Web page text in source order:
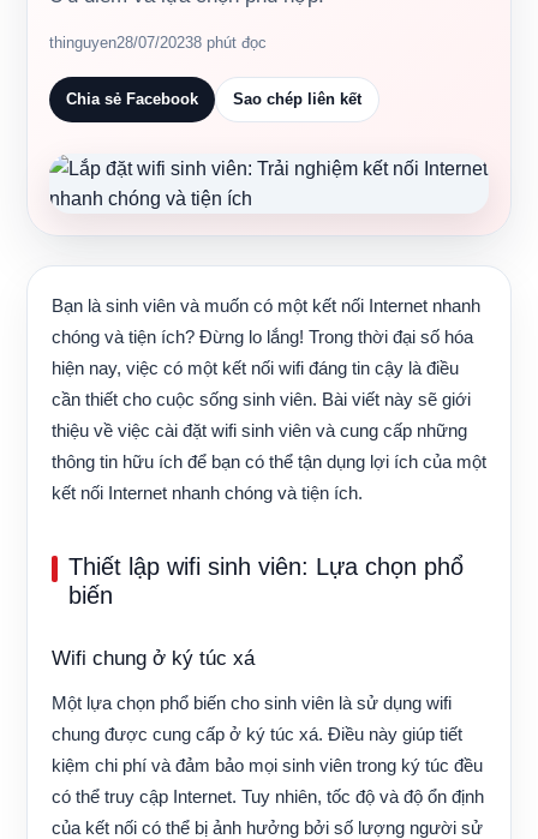
thinguyen28/07/20238 phút đọc
Chia sẻ Facebook Sao chép liên kết
Bạn là sinh viên và muốn có một kết nối Internet nhanh
chóng và tiện ích? Đừng lo lắng! Trong thời đại số hóa
hiện nay, việc có một kết nối wifi đáng tin cậy là điều
cần thiết cho cuộc sống sinh viên. Bài viết này sẽ giới
thiệu về việc cài đặt wifi sinh viên và cung cấp những
thông tin hữu ích để bạn có thể tận dụng lợi ích của một
kết nối Internet nhanh chóng và tiện ích.
Thiết lập wifi sinh viên: Lựa chọn phổ
biến
Wifi chung ở ký túc xá
Một lựa chọn phổ biến cho sinh viên là sử dụng wifi
chung được cung cấp ở ký túc xá. Điều này giúp tiết
kiệm chi phí và đảm bảo mọi sinh viên trong ký túc đều
có thể truy cập Internet. Tuy nhiên, tốc độ và độ ổn định
của kết nối có thể bị ảnh hưởng bởi số lượng người sử